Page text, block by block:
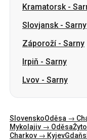
Kramatorsk-
Slovjansk- Sarny
Záporoží- Sarny
Irpiň - Sarny
Lvov - Sarny
SlovenskoOděsa →
Mykolajiv → Oděsa
Charkov → Kyjev